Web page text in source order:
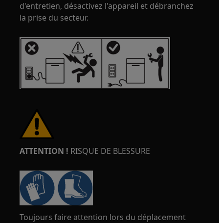
d'entretien, désactivez l'appareil et débranchez
la prise du secteur.
ATTENTION ! RISQUE DE BLESSURE
Toujours faire attention lors du déplacement